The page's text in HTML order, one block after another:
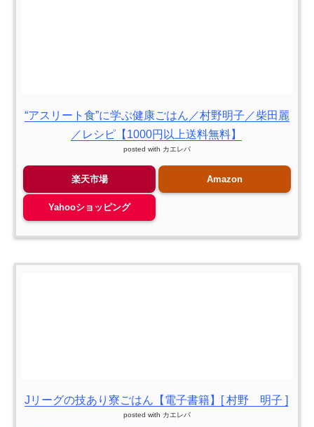
“アスリート食”に学ぶ健康ごはん／村野明子／柴田麗
／レシピ【1000円以上送料無料】
posted with カエレバ
楽天市場 Amazon
Yahooショッピング
Jリーグの技あり寮ごはん【電子書籍】[ 村野 明子 ]
posted with カエレバ